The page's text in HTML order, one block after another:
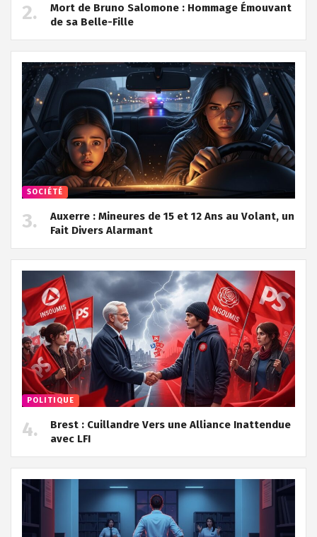
Mort de Bruno Salomone : Hommage Émouvant
de sa Belle-Fille
SOCIÉTÉ
Auxerre : Mineures de 15 et 12 Ans au Volant, un
Fait Divers Alarmant
POLITIQUE
Brest : Cuillandre Vers une Alliance Inattendue
avec LFI